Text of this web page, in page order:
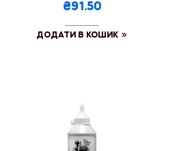
₴91.50
ДОДАТИ В КОШИК